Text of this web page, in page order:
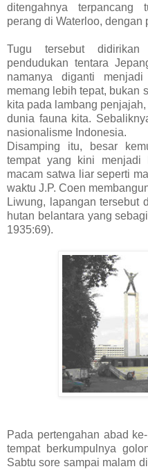
ditengahnya terpancang
perang di Waterloo, dengan
Tugu tersebut
pendudukan tentara
namanya diganti
memang lebih tepat, bukan
kita pada lambang
dunia fauna kita.
nasionalisme Indonesia.
Disamping itu, besar
tempat yang kini menjadi
macam satwa liar seperti
waktu J.P. Coen
Liwung, lapangan tersebut
hutan belantara yang
1935:69).
Pada pertengahan abad
tempat berkumpulnya
Sabtu sore sampai malam